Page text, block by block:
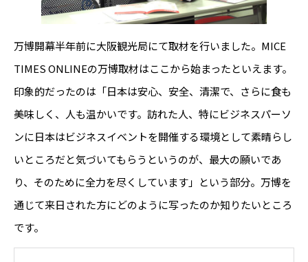
万博開幕半年前に大阪観光局にて取材を行いました。MICE
TIMES ONLINEの万博取材はここから始まったといえます。
印象的だったのは「日本は安心、安全、清潔で、さらに食も
美味しく、人も温かいです。訪れた人、特にビジネスパーソ
ンに日本はビジネスイベントを開催する環境として素晴らし
いところだと気づいてもらうというのが、最大の願いであ
り、そのために全力を尽くしています」という部分。万博を
通じて来日された方にどのように写ったのか知りたいところ
です。